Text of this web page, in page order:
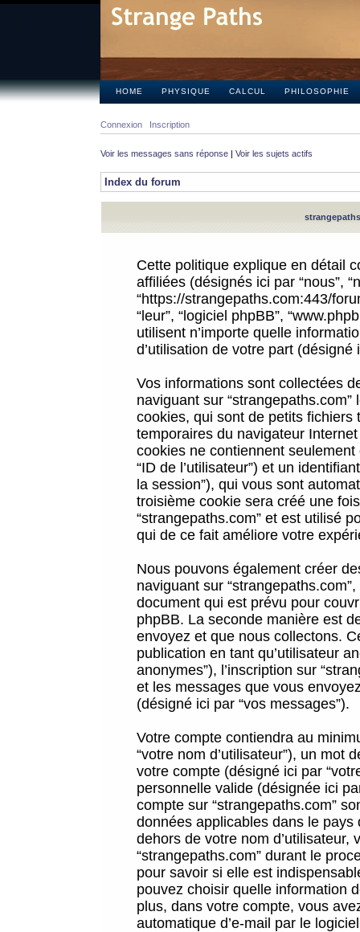
HOME PHYSIQUE CALCUL PHILOSOPHIE
Connexion Inscription
Voir les messages sans réponse | Voir les sujets actifs
Index du forum
Cette politique explique en détail
affiliées (désignés ici par “nous”,
“https://strangepaths.com:443/
“leur”, “logiciel phpBB”,
utilisent n’importe quelle
d’utilisation de votre part (désigné
Vos informations sont collectées
naviguant sur
cookies, qui sont de petits
temporaires du navigateur
cookies ne contiennent
“ID de l’utilisateur”) et un
la session”), qui vous sont
troisième cookie sera créé une
“strangepaths.com” et est utilisé
qui de ce fait améliore votre
Nous pouvons également créer
naviguant sur
document qui est prévu pour
phpBB. La seconde manière est
envoyez et que nous collectons.
publication en tant qu’utilisateur
anonymes”), l’inscription sur
et les messages que vous
(désigné ici par “vos messages”).
Votre compte contiendra au
“votre nom d’utilisateur”), un mot
votre compte (désigné ici par
personnelle valide (désignée ici
compte sur “strangepaths.com”
données applicables dans le
dehors de votre nom
“strangepaths.com” durant le
pour savoir si elle est
pouvez choisir quelle information
plus, dans votre compte, vous
automatique d’e-mail par le